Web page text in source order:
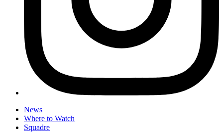
News
Where to Watch
Squadre